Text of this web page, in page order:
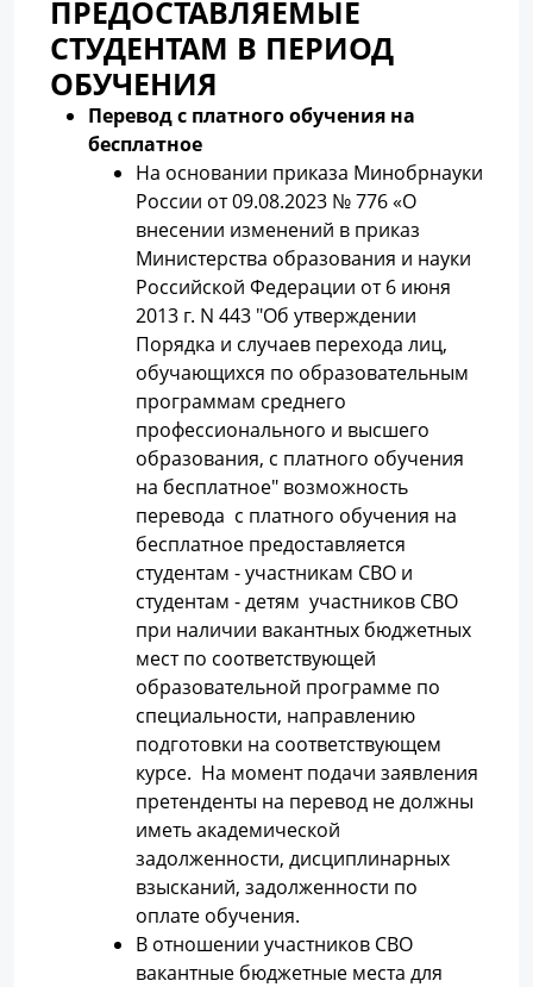
ПРЕДОСТАВЛЯЕМЫЕ
СТУДЕНТАМ В ПЕРИОД
ОБУЧЕНИЯ
Перевод с платного обучения на
бесплатное
На основании приказа Минобрнауки
России от 09.08.2023 № 776 «О
внесении изменений в приказ
Министерства образования и науки
Российской Федерации от 6 июня
2013 г. N 443 "Об утверждении
Порядка и случаев перехода лиц,
обучающихся по образовательным
программам среднего
профессионального и высшего
образования, с платного обучения
на бесплатное" возможность
перевода с платного обучения на
бесплатное предоставляется
студентам - участникам СВО и
студентам - детям участников СВО
при наличии вакантных бюджетных
мест по соответствующей
образовательной программе по
специальности, направлению
подготовки на соответствующем
курсе. На момент подачи заявления
претенденты на перевод не должны
иметь академической
задолженности, дисциплинарных
взысканий, задолженности по
оплате обучения.
В отношении участников СВО
вакантные бюджетные места для